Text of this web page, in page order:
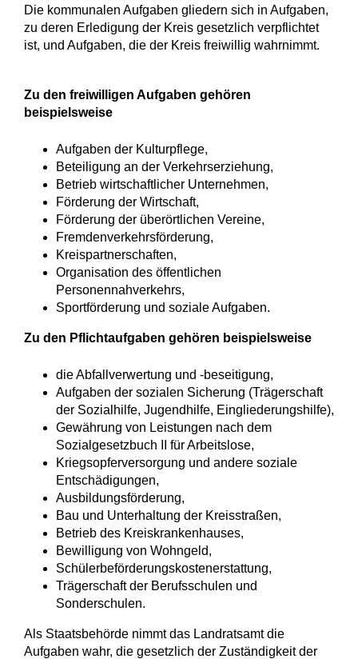
Die kommunalen Aufgaben gliedern sich in Aufgaben,
zu deren Erledigung der Kreis gesetzlich verpflichtet
ist, und Aufgaben, die der Kreis freiwillig wahrnimmt.
Zu den freiwilligen Aufgaben gehören
beispielsweise
Aufgaben der Kulturpflege,
Beteiligung an der Verkehrserziehung,
Betrieb wirtschaftlicher Unternehmen,
Förderung der Wirtschaft,
Förderung der überörtlichen Vereine,
Fremdenverkehrsförderung,
Kreispartnerschaften,
Organisation des öffentlichen
Personennahverkehrs,
Sportförderung und soziale Aufgaben.
Zu den Pflichtaufgaben gehören beispielsweise
die Abfallverwertung und -beseitigung,
Aufgaben der sozialen Sicherung (Trägerschaft
der Sozialhilfe, Jugendhilfe, Eingliederungshilfe),
Gewährung von Leistungen nach dem
Sozialgesetzbuch II für Arbeitslose,
Kriegsopferversorgung und andere soziale
Entschädigungen,
Ausbildungsförderung,
Bau und Unterhaltung der Kreisstraßen,
Betrieb des Kreiskrankenhauses,
Bewilligung von Wohngeld,
Schülerbeförderungskostenerstattung,
Trägerschaft der Berufsschulen und
Sonderschulen.
Als Staatsbehörde nimmt das Landratsamt die
Aufgaben wahr, die gesetzlich der Zuständigkeit der